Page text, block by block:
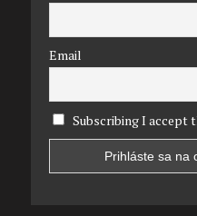
Email
Subscribing I accept